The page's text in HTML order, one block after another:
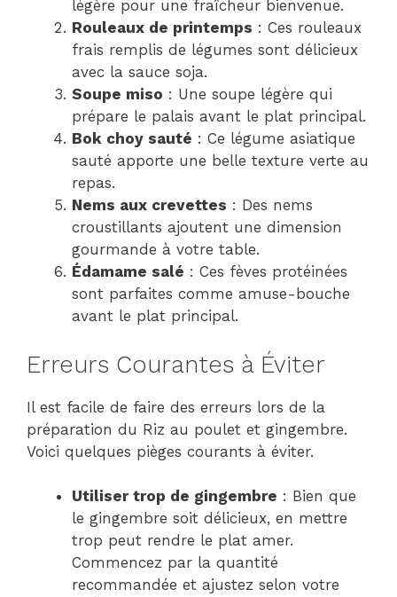
légère pour une fraîcheur bienvenue.
Rouleaux de printemps : Ces rouleaux
frais remplis de légumes sont délicieux
avec la sauce soja.
Soupe miso : Une soupe légère qui
prépare le palais avant le plat principal.
Bok choy sauté : Ce légume asiatique
sauté apporte une belle texture verte au
repas.
Nems aux crevettes : Des nems
croustillants ajoutent une dimension
gourmande à votre table.
Édamame salé : Ces fèves protéinées
sont parfaites comme amuse-bouche
avant le plat principal.
Erreurs Courantes à Éviter
Il est facile de faire des erreurs lors de la
préparation du Riz au poulet et gingembre.
Voici quelques pièges courants à éviter.
Utiliser trop de gingembre : Bien que
le gingembre soit délicieux, en mettre
trop peut rendre le plat amer.
Commencez par la quantité
recommandée et ajustez selon votre